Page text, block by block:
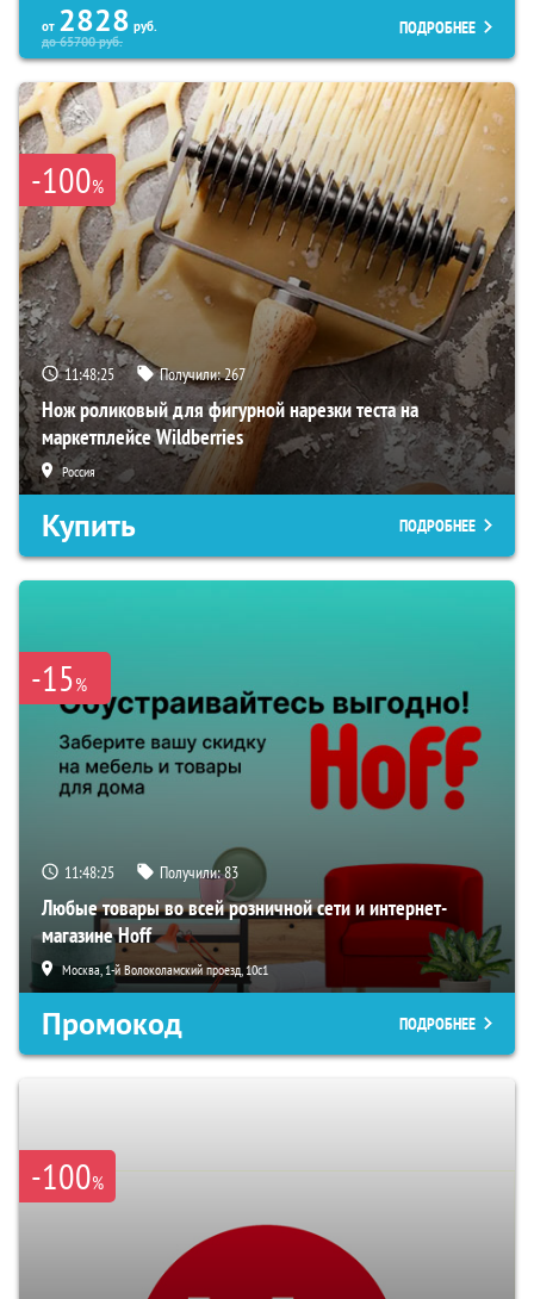
от 2828 руб.
до65700руб.
ПОДРОБНЕЕ
-100%
11:48:24 Получили:267
Нож роликовый для фигурной нарезки теста на
маркетплейсе Wildberries
Россия
Купить ПОДРОБНЕЕ
-15%
11:48:24 Получили:83
Любые товары во всей розничной сети и интернет-
магазине Hoff
Москва, 1-й Волоколамский проезд, 10с1
Промокод ПОДРОБНЕЕ
-100%